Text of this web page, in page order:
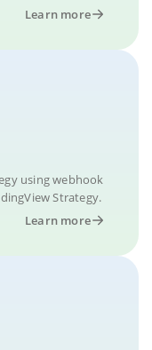
Learn more
using webhook
Strategy.
Learn more